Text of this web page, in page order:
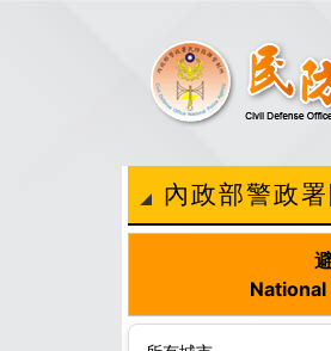
::: 內政部警政